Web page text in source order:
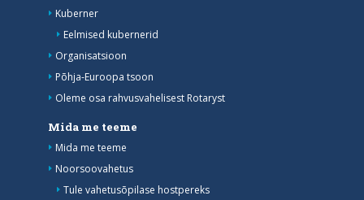
Kuberner
Eelmised kubernerid
Organisatsioon
Põhja-Euroopa tsoon
Oleme osa rahvusvahelisest Rotaryst
Mida me teeme
Mida me teeme
Noorsoovahetus
Tule vahetusõpilase hostpereks